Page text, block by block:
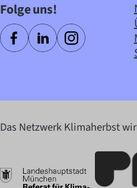
Folge uns!
Das Netzwerk Klimaherbst